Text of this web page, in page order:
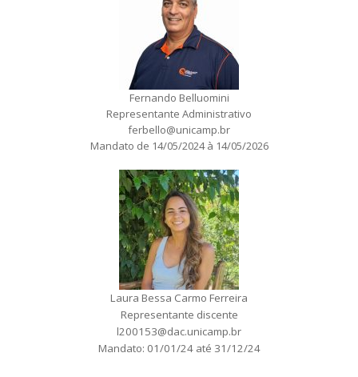
Fernando Belluomini
Representante Administrativo
ferbello@unicamp.br
Mandato de 14/05/2024 à 14/05/2026
Laura Bessa Carmo Ferreira
Representante discente
l200153@dac.unicamp.br
Mandato: 01/01/24 até 31/12/24